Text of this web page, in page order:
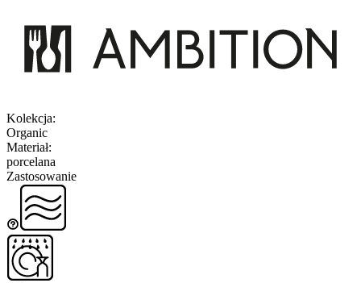
Kolekcja:
Organic
Materiał:
porcelana
Zastosowanie